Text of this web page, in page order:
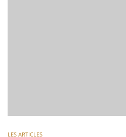
LES ARTICLES